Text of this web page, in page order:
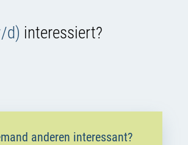
d) interessiert?
anderen interessant?